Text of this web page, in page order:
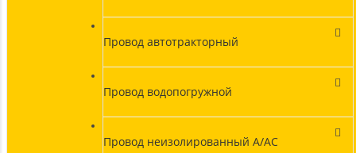
Провод автотракторный
Провод водопогружной
Провод неизолированный А/АС